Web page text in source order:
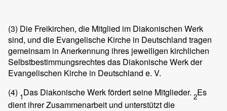
(3) Die Freikirchen, die Mitglied im Diakonischen Werk
sind, und die Evangelische Kirche in Deutschland tragen
gemeinsam in Anerkennung ihres jeweiligen kirchlichen
Selbstbestimmungsrechtes das Diakonische Werk der
Evangelischen Kirche in Deutschland e. V.
(4) 1Das Diakonische Werk fördert seine Mitglieder. 2Es
dient ihrer Zusammenarbeit und unterstützt die